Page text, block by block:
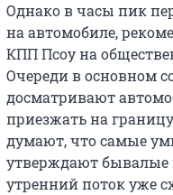
Однако в часы пик
на автомобиле,
КПП Псоу на
Очереди в основном
досматривают
приезжать на
думают, что самые
утверждают бывалые
утренний поток уже